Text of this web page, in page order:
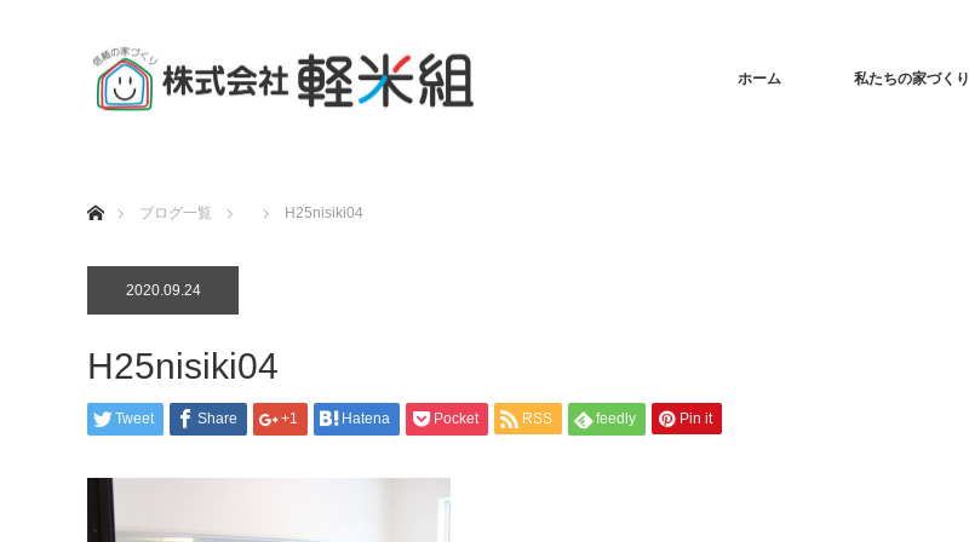
ホーム 私たちの家づくり
ブログ一覧
H25nisiki04
2020.09.24
H25nisiki04
Tweet Share +1 Hatena Pocket RSS feedly Pin it